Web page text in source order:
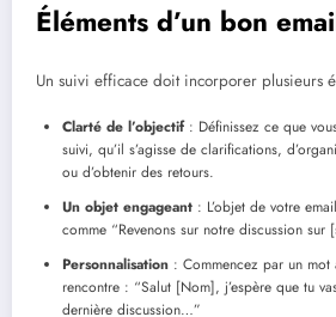
Éléments d’un bon
Un suivi efficace doit incorporer plusieurs
Clarté de l’objectif: Définissez ce que
suivi, qu’il s’agisse de clarifications,
ou d’obtenir des retours.
Un objet engageant : L’objet de votre
comme “Revenons sur notre discussion sur
Personnalisation : Commencez par un
rencontre : “Salut [Nom], j’espère que tu
dernière discussion…”